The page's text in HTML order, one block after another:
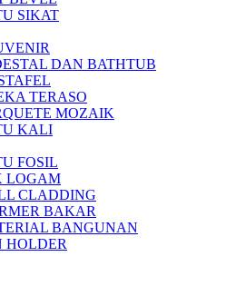
SIKAT
DAN BATHTUB
TERASO
MOZAIK
KALI
FOSIL
LOGAM
CLADDING
BAKAR
BANGUNAN
HOLDER